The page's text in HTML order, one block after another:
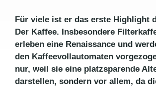
Für viele ist er das erste Highlight
Der Kaffee. Insbesondere
erleben eine Renaissance und
den Kaffeevollautomaten
nur, weil sie eine platzsparende
darstellen, sondern vor allem, da